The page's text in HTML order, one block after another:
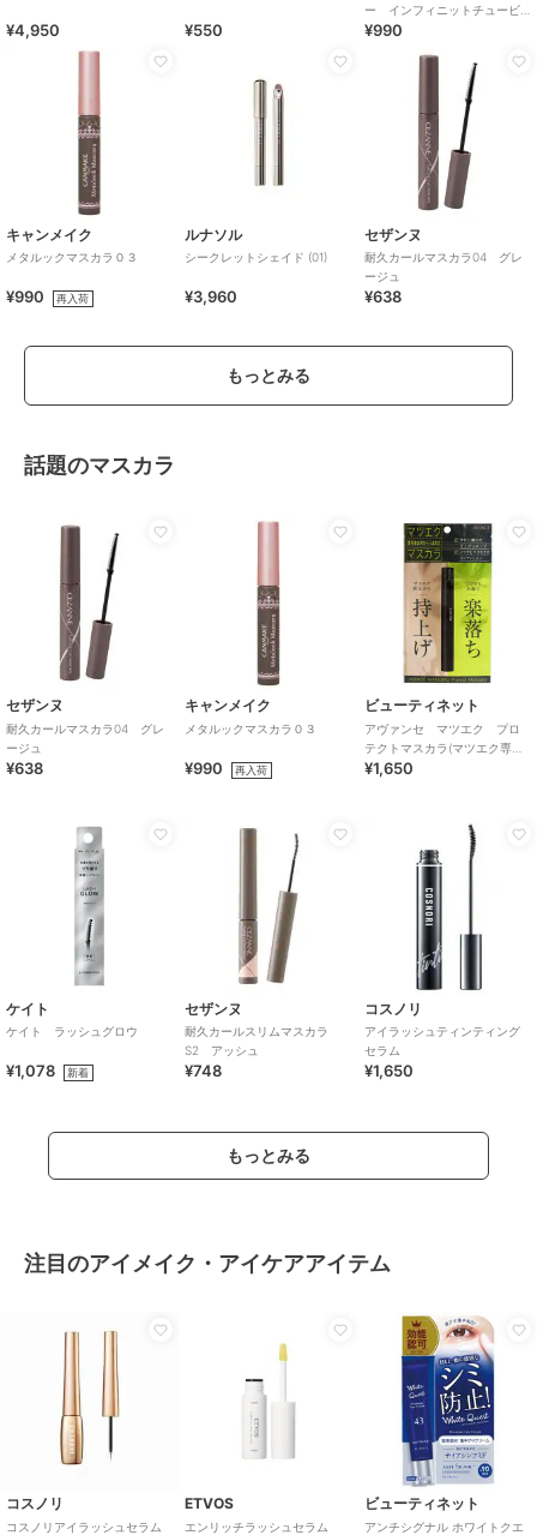
¥4,950 ¥550
ー インフィニットチュービ
ングマスカラ（中国コスメ）
¥990
キャンメイク
メタルックマスカラ０３
¥990 再入荷
ルナソル
シークレットシェイド (01)
¥3,960
セザンヌ
耐久カールマスカラ04 グレ
ージュ
¥638
もっとみる
話題のマスカラ
セザンヌ
耐久カールマスカラ04 グレ
ージュ
¥638
キャンメイク
メタルックマスカラ０３
¥990 再入荷
ビューティネット
アヴァンセ マツエク プロ
テクトマスカラ(マツエク専用
マスカラ)
¥1,650
ケイト
ケイト ラッシュグロウ
¥1,078 新着
セザンヌ
耐久カールスリムマスカラ
S2 アッシュ
¥748
コスノリ
アイラッシュティンティング
セラム
¥1,650
もっとみる
注目のアイメイク・アイケアアイテム
コスノリ
コスノリアイラッシュセラム
ETVOS
エンリッチラッシュセラム
ビューティネット
アンチシグナル ホワイトクエ